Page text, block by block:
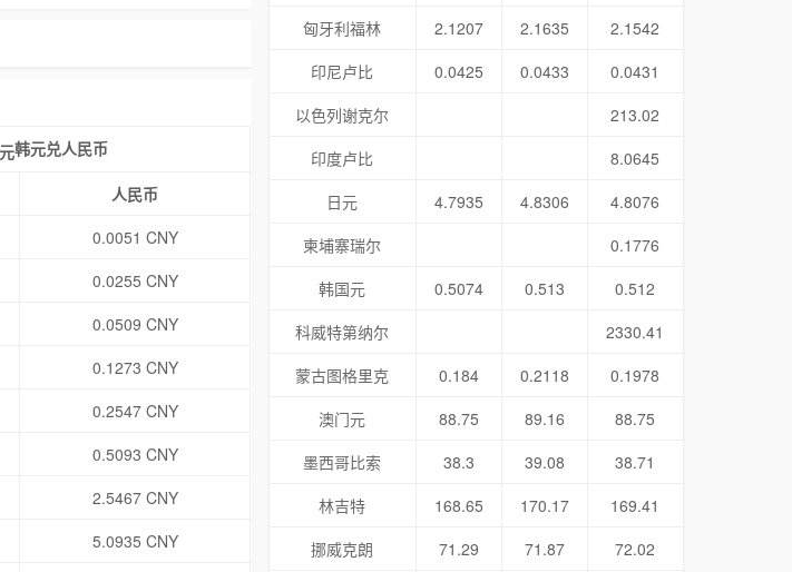
韩元兑人民币
人民币
0.0051 CNY
0.0255 CNY
0.0509 CNY
0.1273 CNY
0.2547 CNY
0.5093 CNY
2.5467 CNY
5.0935 CNY
匈牙利福林
2.1207 2.1635
2.1542
印尼卢比
0.0425 0.0433
0.0431
以色列谢克尔
213.02
印度卢比
8.0645
日元
4.7935 4.8306
4.8076
柬埔寨瑞尔
0.1776
韩国元
0.5074 0.513
0.512
科威特第纳尔
2330.41
蒙古图格里克
0.184 0.2118
0.1978
澳门元
88.75 89.16
88.75
墨西哥比索
38.3 39.08
38.71
林吉特
168.65 170.17
169.41
挪威克朗
71.29 71.87
72.02